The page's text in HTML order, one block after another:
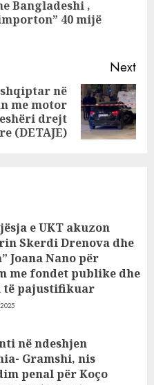
Bangladeshi ,
40 mijë
Next
në
me motor
drejt
(DETAJE)
e UKT akuzon
Skerdi Drenova dhe
Joana Nano për
me fondet publike dhe
të pajustifikuar
në ndeshjen
Gramshi, nis
penal për Koço